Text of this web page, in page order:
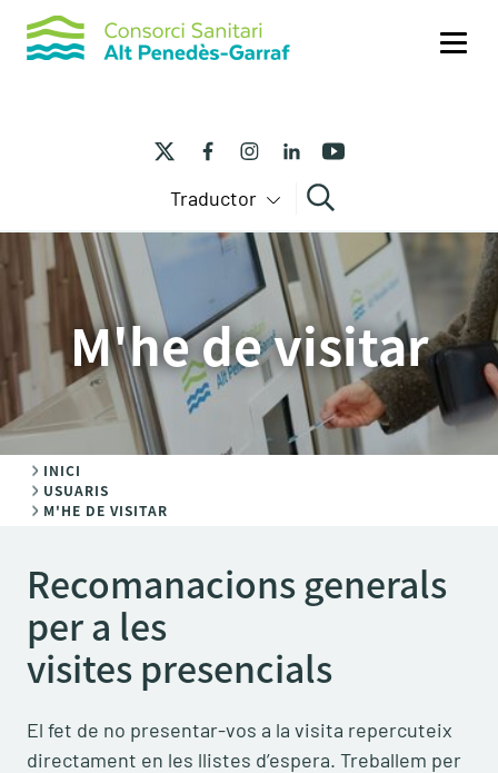
Traductor Cercar
M'he de visitar
INICI
USUARIS
M'HE DE VISITAR
Recomanacions generals
per a les
visites presencials
El fet de no presentar-vos a la visita repercuteix
directament en les llistes d’espera. Treballem per